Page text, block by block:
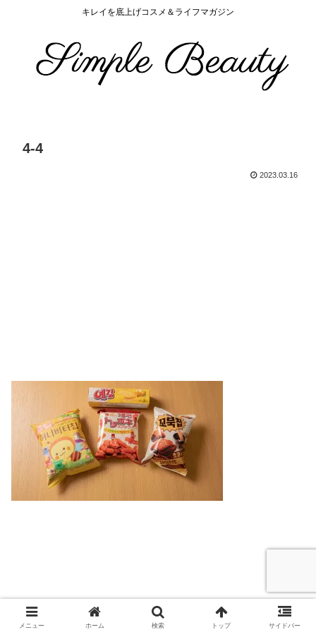
キレイを底上げコスメ＆ライフマガジン
4-4
2023.03.16
Copyright © 2017-2026 Simple Beauty All Rights Reserved.
メニュー ホーム 検索 トップ サイドバー